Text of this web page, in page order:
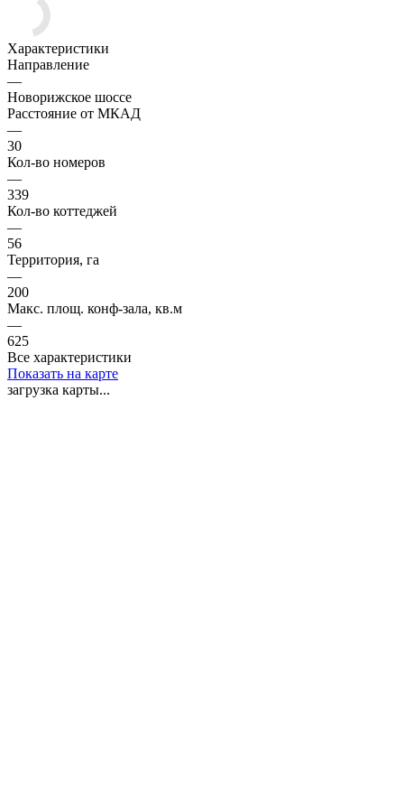
Характеристики
Направление
—
Новорижское шоссе
Расстояние от МКАД
—
30
Кол-во номеров
—
339
Кол-во коттеджей
—
56
Территория, га
—
200
Макс. площ. конф-зала, кв.м
—
625
Все характеристики
Показать на карте
загрузка карты...